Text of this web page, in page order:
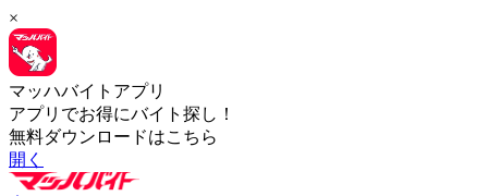
×
マッハバイトアプリ
アプリでお得にバイト探し！
無料ダウンロードはこちら
開く